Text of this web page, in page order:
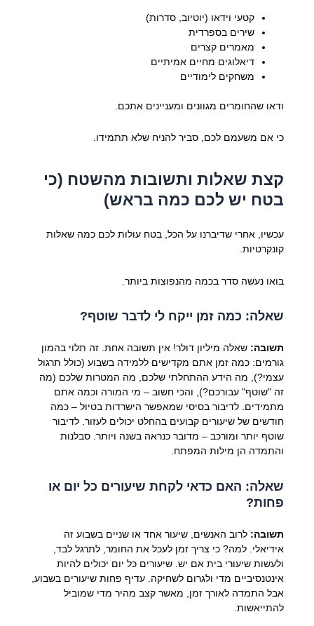
קטעי וידאו (יוטיוב, סדרות)
שירים בספרדית
מאמרים קצרים
דיאלוגים מחיים אמיתיים
משחקים לימודיים
ודאו שהחומרים מגוונים ומעניינים אתכם.
כי אם משעמם לכם, סביר להניח שלא תתמידו.
קצת שאלות ותשובות מהשטח (כי
בטח יש לכם כמה בראש)
עכשיו, אחרי שדיברנו על הכל, בטח עולות לכם כמה שאלות
קונקרטיות.
בואו נעשה סדר בכמה מהנפוצות ביותר.
שאלה: כמה זמן ייקח לי לדבר שוטף?
תשובה: שאלה מיליון דולר! אין תשובה אחת. זה תלוי בהמון
גורמים: כמה זמן אתם מקדישים ללמידה בשבוע (כולל תרגול
עצמי?), מה הידע ההתחלתי שלכם, מה המטרות שלכם (מה
זה "שוטף" עבורכם?), והכי חשוב – מי המורה וכמה אתם
מתמידים. לדיבור בסיסי שמאפשר הישרדות בטיול – כמה
חודשים של שיעורים קבועים בהחלט יכולים לעזור. לדיבור
שוטף יותר ומורכב – מדובר כנראה בשנה ויותר. סבלנות
והתמדה הן מילות המפתח.
שאלה: האם כדאי לקחת שיעורים כל יום או
פחות?
תשובה: לרוב האנשים, שיעור אחד או שניים בשבוע זה
אידיאלי. למה? כי צריך זמן לעכל את החומר, לתרגל לבד,
ולעשות שיעורי בית אם יש. שיעורים כל יום יכולים להיות
אינטנסיביים מדי ולגרום לשחיקה. עדיף פחות שיעורים בשבוע,
אבל התמדה לאורך זמן, מאשר קצב מהיר מדי שמוביל
להתייאשות.